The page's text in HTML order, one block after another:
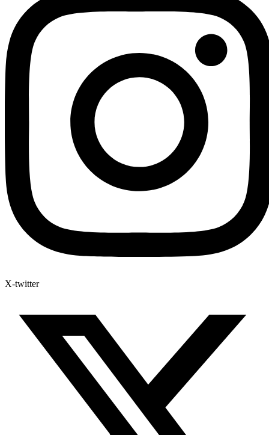
X-twitter